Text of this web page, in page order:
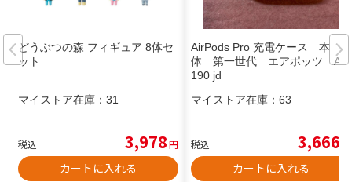
どうぶつの森 フィギュア 8体セ
ット
マイストア在庫： 31
税込 3,978円
カートに入れる
AirPods Pro 充電ケース 本
体 第一世代 エアポッツ A2
190 jd
マイストア在庫： 63
税込 3,666
カートに入れる